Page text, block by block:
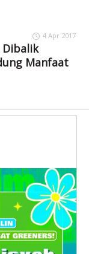
4 Apr 2017
Dibalik
Manfaat